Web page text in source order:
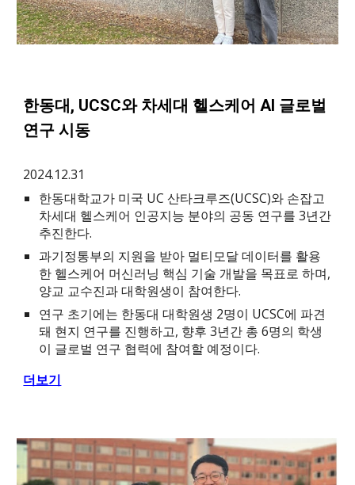
한동대, UCSC와 차세대 헬스케어 AI 글로벌
연구 시동
2024.12.31
한동대학교가 미국 UC 산타크루즈(UCSC)와 손잡고
차세대 헬스케어 인공지능 분야의 공동 연구를 3년간
추진한다.
과기정통부의 지원을 받아 멀티모달 데이터를 활용
한 헬스케어 머신러닝 핵심 기술 개발을 목표로 하며,
양교 교수진과 대학원생이 참여한다.
연구 초기에는 한동대 대학원생 2명이 UCSC에 파견
돼 현지 연구를 진행하고, 향후 3년간 총 6명의 학생
이 글로벌 연구 협력에 참여할 예정이다.
더보기